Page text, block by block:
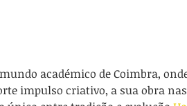
impulso criativo, a sua obra